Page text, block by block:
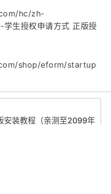
hc/zh-
生授权申请方式 正版授
shop/eform/startup